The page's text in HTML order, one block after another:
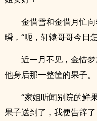
金惜雪和金惜月忙
瞬，“呃，轩辕哥哥今日
近一月不见，金惜
他身后那一整筐的果子。
“家姐听闻别院的鲜
果子送到了，我便告辞